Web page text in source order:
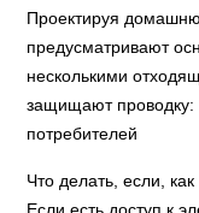
Проектируя
предусматривают
несколькими
защищают
потребителей
Что делать, если,